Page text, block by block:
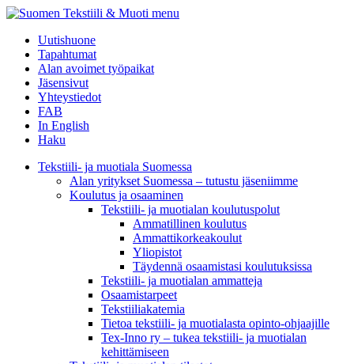
menu
Uutishuone
Tapahtumat
Alan avoimet työpaikat
Jäsensivut
Yhteystiedot
FAB
In English
Haku
Tekstiili- ja muotiala Suomessa
Alan yritykset Suomessa – tutustu jäseniimme
Koulutus ja osaaminen
Tekstiili- ja muotialan koulutuspolut
Ammatillinen koulutus
Ammattikorkeakoulut
Yliopistot
Täydennä osaamistasi koulutuksissa
Tekstiili- ja muotialan ammatteja
Osaamistarpeet
Tekstiiliakatemia
Tietoa tekstiili- ja muotialasta opinto-ohjaajille
Tex-Inno ry – tukea tekstiili- ja muotialan
kehittämiseen